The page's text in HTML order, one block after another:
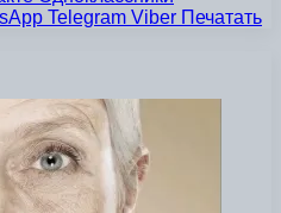
Telegram Viber Печатать